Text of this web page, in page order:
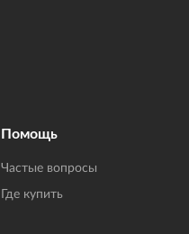
Помощь
Частые вопросы
Где купить